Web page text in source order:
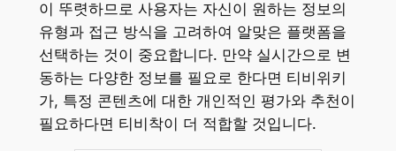
이 뚜렷하므로 사용자는 자신이 원하는 정보의
유형과 접근 방식을 고려하여 알맞은 플랫폼을
선택하는 것이 중요합니다. 만약 실시간으로 변
동하는 다양한 정보를 필요로 한다면 티비위키
가, 특정 콘텐츠에 대한 개인적인 평가와 추천이
필요하다면 티비착이 더 적합할 것입니다.